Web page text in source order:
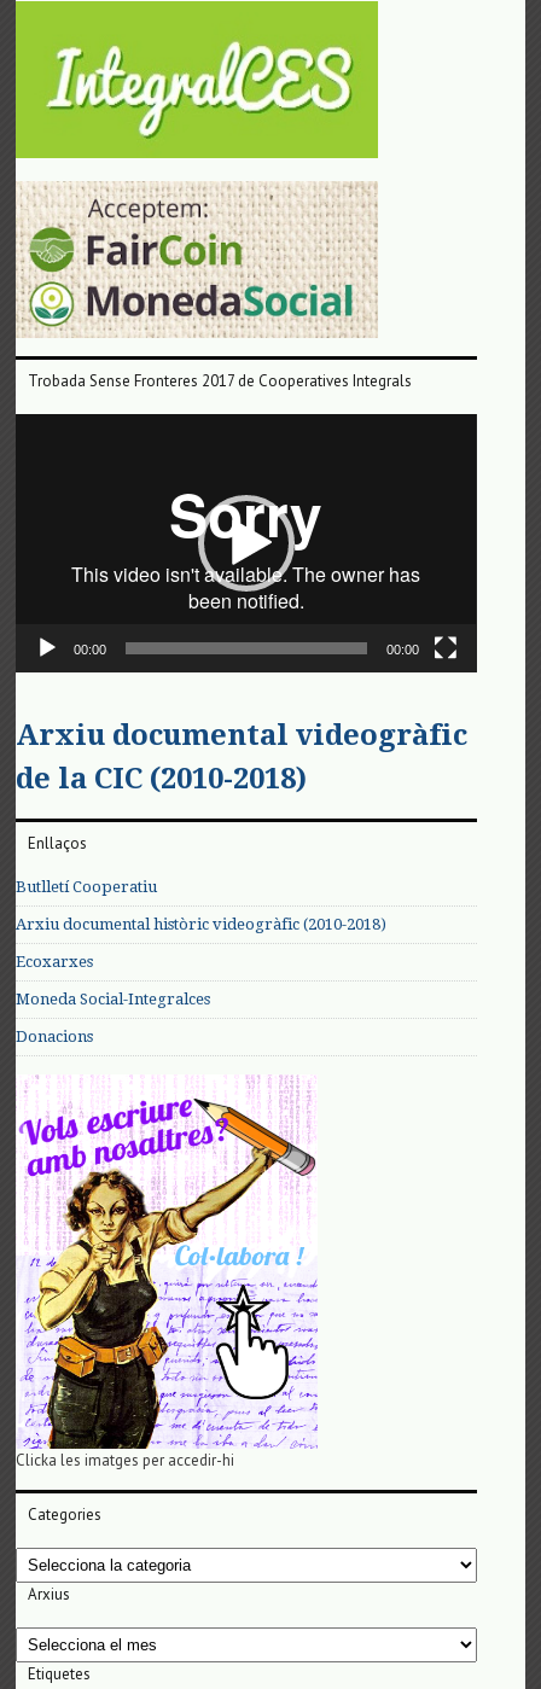
Trobada Sense Fronteres 2017 de Cooperatives Integrals
00:00 00:00
Arxiu documental videogràfic
de la CIC (2010-2018)
Enllaços
Butlletí Cooperatiu
Arxiu documental històric videogràfic (2010-2018)
Ecoxarxes
Moneda Social-Integralces
Donacions
Clicka les imatges per accedir-hi
Categories
Categories
Arxius
Arxius
Etiquetes